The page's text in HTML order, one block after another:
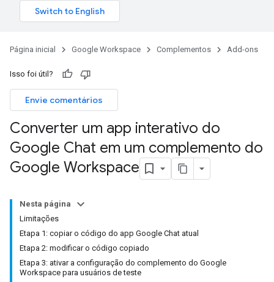
Página inicial Google Workspace Complementos Add-ons
Isso foi útil?
Envie comentários
Converter um app interativo do
Google Chat em um complemento do
Google Workspace
Nesta página
Limitações
Etapa 1: copiar o código do app Google Chat atual
Etapa 2: modificar o código copiado
Etapa 3: ativar a configuração do complemento do Google
Workspace para usuários de teste